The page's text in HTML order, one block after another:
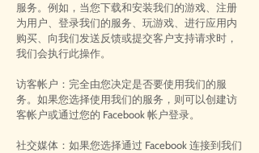
服务。例如，当您下载和安装我们的游戏、注册
为用户、登录我们的服务、玩游戏、进行应用内
购买、向我们发送反馈或提交客户支持请求时，
我们会执行此操作。
访客帐户：完全由您决定是否要使用我们的服
务。如果您选择使用我们的服务，则可以创建访
客帐户或通过您的 Facebook 帐户登录。
社交媒体：如果您选择通过 Facebook 连接到我们